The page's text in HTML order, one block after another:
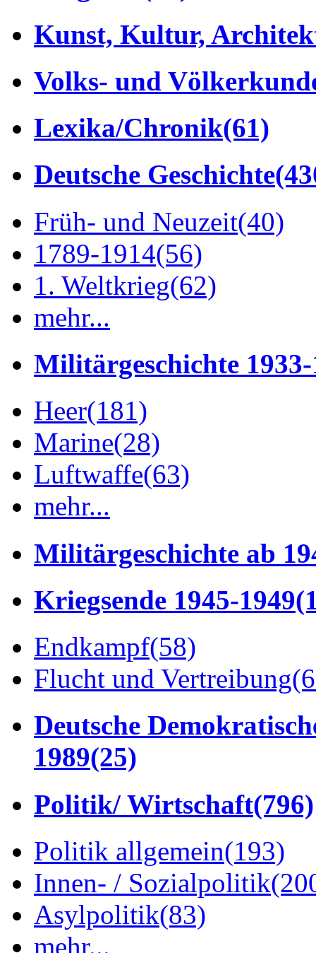
Kunst, Kultur,
Volks- und
Lexika/Chronik(61)
Deutsche Geschichte
Früh- und Neuzeit(40)
1789-1914(56)
1. Weltkrieg(62)
mehr...
Militärgeschichte 1933-
Heer(181)
Marine(28)
Luftwaffe(63)
mehr...
Militärgeschichte ab
Kriegsende 1945-1949
Endkampf(58)
Flucht und Vertreibung
Deutsche
1989(25)
Politik/ Wirtschaft(796)
Politik allgemein(193)
Innen- / Sozialpolitik
Asylpolitik(83)
mehr...